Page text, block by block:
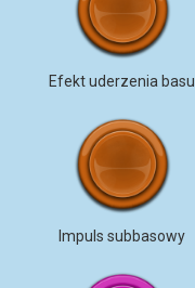
Efekt uderzenia basu
Impuls subbasowy